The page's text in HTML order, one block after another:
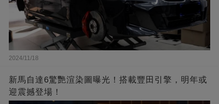
2024/11/18
新馬自達6驚艷渲染圖曝光！搭載豐田引擎，明年或
迎震撼登場！